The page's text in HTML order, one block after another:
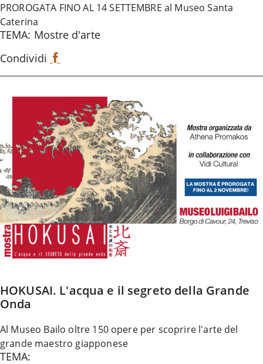
PROROGATA FINO AL 14 SETTEMBRE al Museo Santa
Caterina
TEMA: Mostre d'arte
Condividi
e
o
o
k
HOKUSAI. L'acqua e il segreto della Grande
Onda
Al Museo Bailo oltre 150 opere per scoprire l'arte del
grande maestro giapponese
TEMA: